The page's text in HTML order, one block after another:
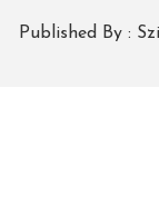
Published By :